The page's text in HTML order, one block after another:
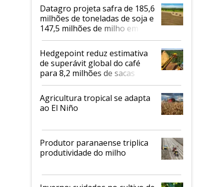
Datagro projeta safra de 185,6
milhões de toneladas de soja e
147,5 milhões de milho em
2026/27
Hedgepoint reduz estimativa
de superávit global do café
para 8,2 milhões de sacas
Agricultura tropical se adapta
ao El Niño
Produtor paranaense triplica
produtividade do milho